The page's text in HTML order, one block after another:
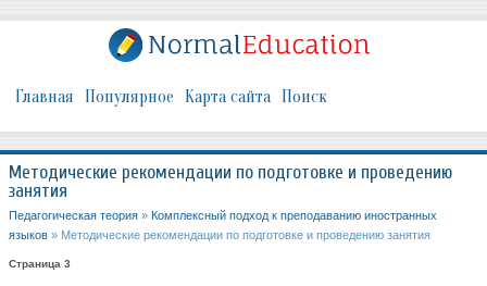
Главная Популярное Карта сайта Поиск
Методические рекомендации по подготовке и проведению
занятия
Педагогическая теория » Комплексный подход к преподаванию иностранных
языков » Методические рекомендации по подготовке и проведению занятия
Страница 3